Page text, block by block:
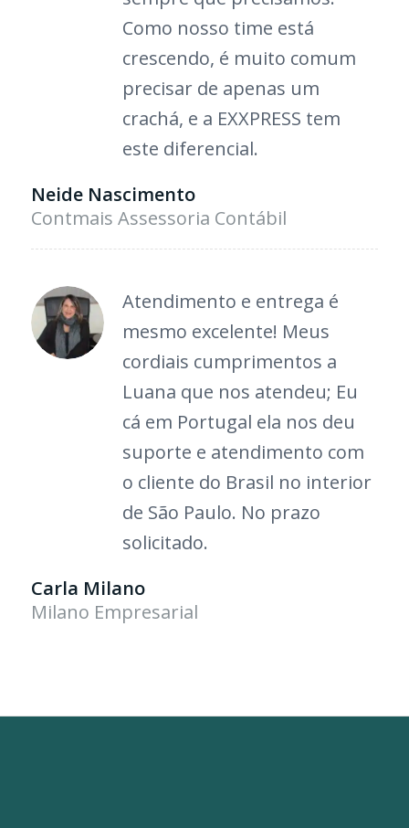
Como nosso time está
crescendo, é muito comum
precisar de apenas um
crachá, e a EXXPRESS tem
este diferencial.
Neide Nascimento
Contmais Assessoria Contábil
Atendimento e entrega é
mesmo excelente! Meus
cordiais cumprimentos a
Luana que nos atendeu; Eu
cá em Portugal ela nos deu
suporte e atendimento com
o cliente do Brasil no interior
de São Paulo. No prazo
solicitado.
Carla Milano
Milano Empresarial